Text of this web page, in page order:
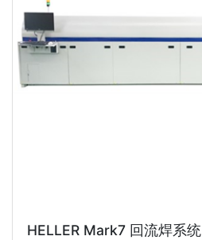
HELLER Mark7 回流焊系统